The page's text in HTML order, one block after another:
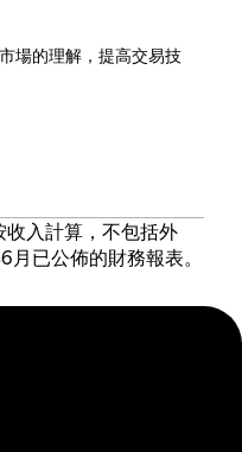
場的理解，提高交易技
入計算，不包括外
已公佈的財務報表。